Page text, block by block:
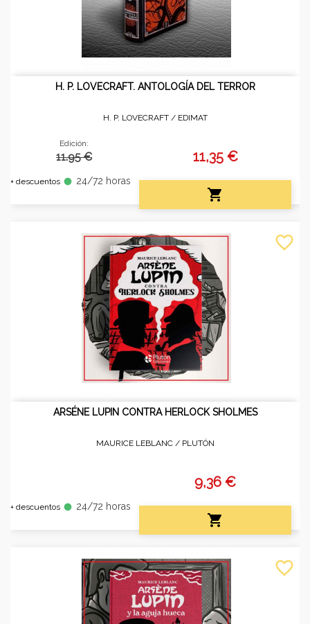
H. P. LOVECRAFT. ANTOLOGÍA DEL TERROR
H. P. LOVECRAFT / EDIMAT
Edición:
11.95 €
+ descuentos fiber_manual_record 24/72 horas
11,35 €

ARSÉNE LUPIN CONTRA HERLOCK SHOLMES
MAURICE LEBLANC / PLUTÓN
+ descuentos fiber_manual_record 24/72 horas
9,36 €

favorite_border
favorite_border